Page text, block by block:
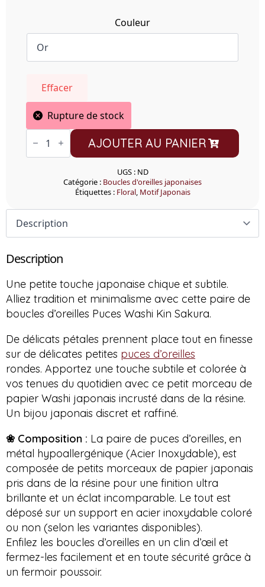
Couleur
Effacer
Rupture de stock
quantité
de
Washi
AJOUTER AU PANIER
UGS : ND
Catégorie : Boucles d'oreilles japonaises
Étiquettes : Floral, Motif Japonais
Description
Une petite touche japonaise chique et subtile.
Alliez tradition et minimalisme avec cette paire de
boucles d’oreilles Puces Washi Kin Sakura.
De délicats pétales prennent place tout en finesse
sur de délicates petites puces d’oreilles
rondes. Apportez une touche subtile et colorée à
vos tenues du quotidien avec ce petit morceau de
papier Washi japonais incrusté dans de la résine.
Un bijou japonais discret et raffiné.
❀ Composition : La paire de puces d’oreilles, en
métal hypoallergénique (Acier Inoxydable) , est
composée de petits morceaux de papier japonais
pris dans de la résine pour une finition ultra
brillante et un éclat incomparable. Le tout est
déposé sur un support en acier inoxydable coloré
ou non (selon les variantes disponibles).
Enfilez les boucles d’oreilles en un clin d’œil et
fermez-les facilement et en toute sécurité grâce à
un fermoir poussoir.